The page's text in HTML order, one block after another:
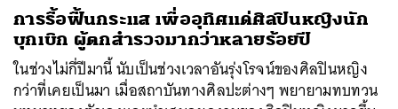
การรื้อฟื้นกระแส เพื่ออุทิศแด่ศิลปินหญิงนัก
บุกเบิก ผู้ตกสำรวจมากว่าหลายร้อยปี
ในช่วงไม่กี่ปีมานี้ นับเป็นช่วงเวลาอันรุ่งโรจน์ของศิลปินหญิง
กว่าที่เคยเป็นมา เมื่อสถาบันทางศิลปะต่างๆ พยายามทบทวน